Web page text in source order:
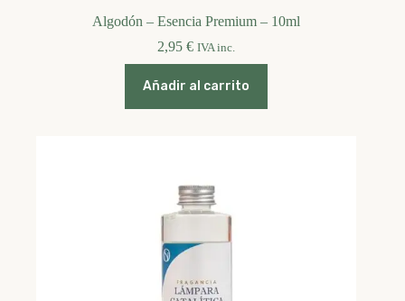
Algodón – Esencia Premium – 10ml
2,95€ IVA inc.
Añadir al carrito